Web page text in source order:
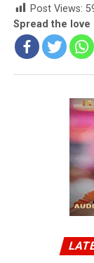
Post Views:
Spread the love